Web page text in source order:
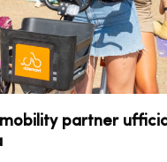
partner